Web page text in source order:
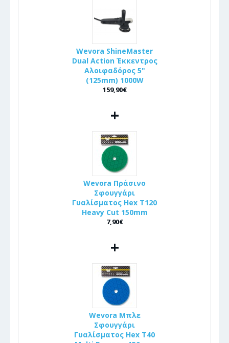
Wevora ShineMaster
Dual Action Έκκεντρος
Αλοιφαδόρος 5"
(125mm) 1000W
159,90€
+
Wevora Πράσινο
Σφουγγάρι
Γυαλίσματος Hex T120
Heavy Cut 150mm
7,90€
+
Wevora Μπλε
Σφουγγάρι
Γυαλίσματος Hex T40